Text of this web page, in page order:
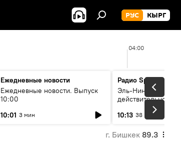
РУС КЫРГ
04:00
Ежедневные новости
Ежедневные новости. Выпуск
10:00
10:01 3 мин
Радио Sputnik
Эль-Ниньо, жара и
действительно
погоду в
10:13 38 мин
г. Бишкек 89.3